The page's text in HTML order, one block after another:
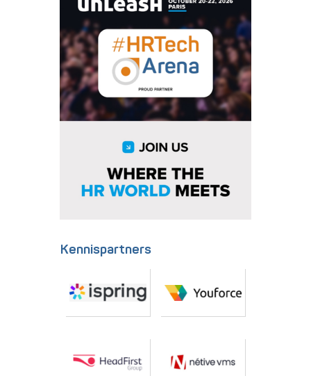
Kennispartners